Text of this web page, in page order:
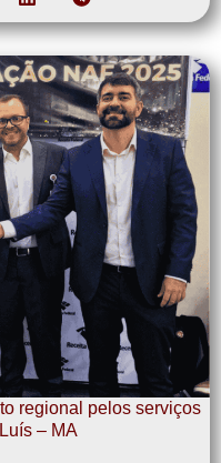
regional pelos serviços
– MA